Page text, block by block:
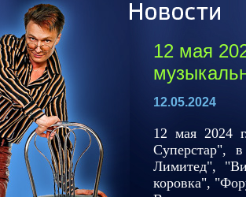
12 мая
12.05.2024
12 мая 2024
Суперстар",
Лимитед",
коровка",